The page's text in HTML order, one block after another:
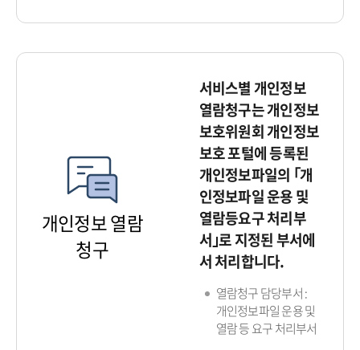
개인정보 열람
청구
서비스별 개인정보
열람청구는 개인정보
보호위원회 개인정보
보호 포털에 등록된
개인정보파일의 ｢개
인정보파일 운용 및
열람등요구 처리부
서｣로 지정된 부서에
서 처리합니다.
열람청구 담당부서 :
개인정보파일 운용 및
열람 등 요구 처리부서